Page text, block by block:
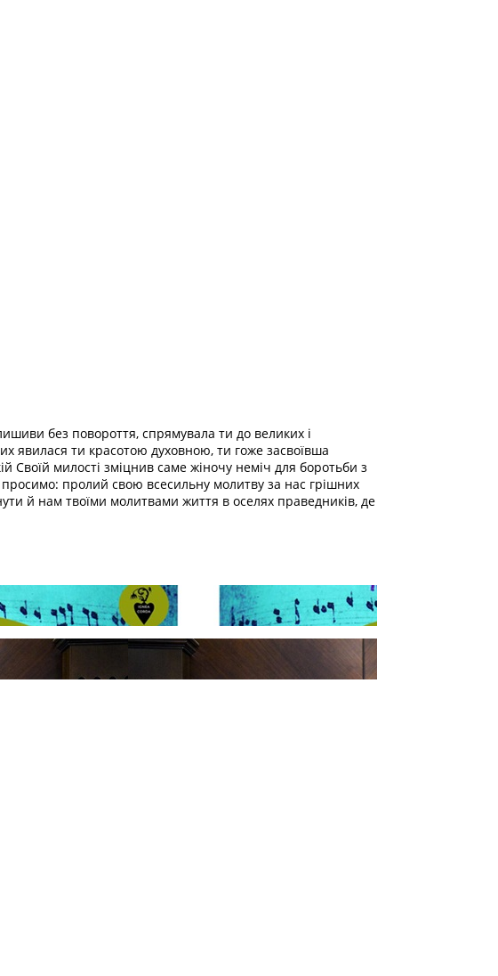
без повороття, спрямувала ти до великих і
явилася ти красотою духовною, ти гоже засвоївша
милості зміцнив саме жіночу неміч для боротьби з
просимо: пролий свою всесильну молитву за нас грішних
й нам твоїми молитвами життя в оселях праведників, де